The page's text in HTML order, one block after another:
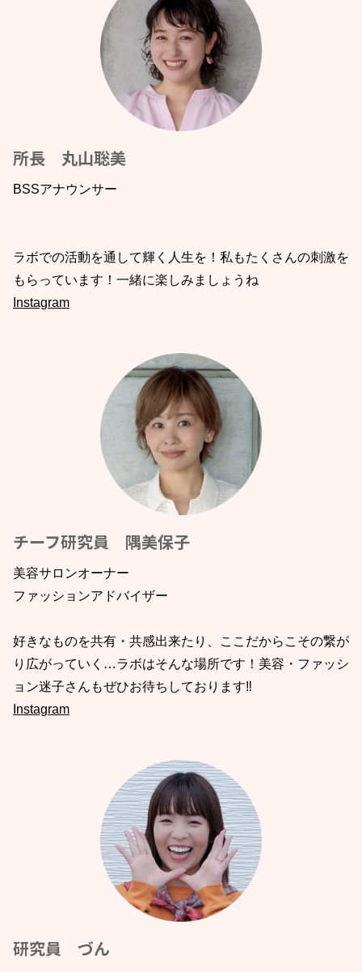
所長 丸山聡美
BSSアナウンサー
ラボでの活動を通して輝く人生を！私もたくさんの刺激を
もらっています！一緒に楽しみましょうね
Instagram
チーフ研究員 隅美保子
美容サロンオーナー
ファッションアドバイザー
好きなものを共有・共感出来たり、ここだからこその繋が
り広がっていく…ラボはそんな場所です！美容・ファッシ
ョン迷子さんもぜひお待ちしております‼︎
Instagram
研究員 づん